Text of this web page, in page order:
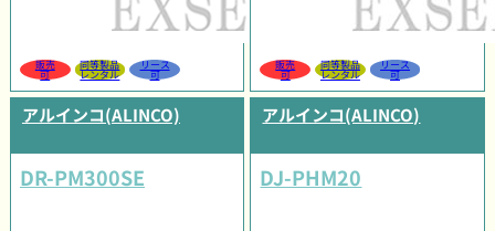
販売
可
同等製品
レンタル
リース
可
販売
可
同等製品
レンタル
リース
可
アルインコ(ALINCO)
DR-PM300SE
アルインコ(ALINCO)
DJ-PHM20